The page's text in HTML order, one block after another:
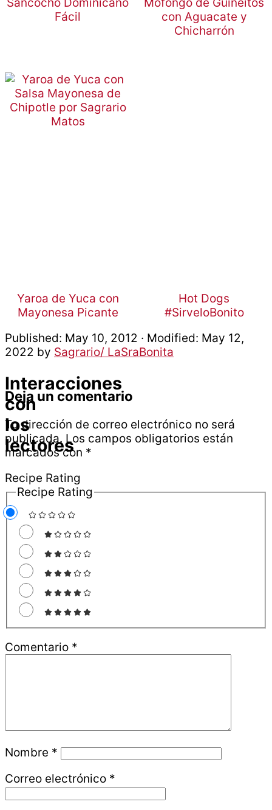
Fácil
con Aguacate y
Chicharrón
Yaroa de Yuca con
Mayonesa Picante
Hot Dogs
#SirveloBonito
Published: May 10, 2012 · Modified: May 12,
2022 by Sagrario/ LaSraBonita
Interacciones
con
los
lectores
Deja un comentario
Tu dirección de correo electrónico no será
publicada. Los campos obligatorios están
marcados con *
Recipe Rating
Recipe Rating
Comentario *
Nombre *
Correo electrónico *